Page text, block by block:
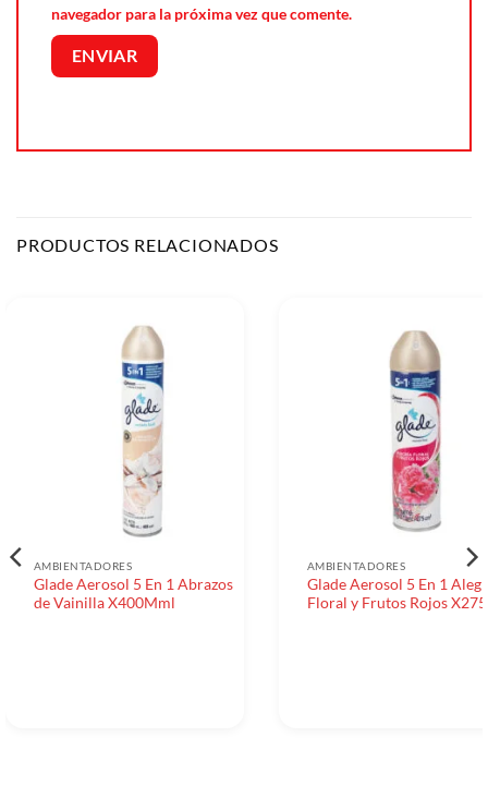
navegador para la próxima vez que comente.
PRODUCTOS RELACIONADOS
AMBIENTADORES
Glade Aerosol 5 En 1 Abrazos
de Vainilla X400Mml
AMBIENTADORES
Glade Aerosol 5 En 1
Floral y Frutos Rojos